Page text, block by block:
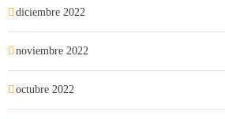
diciembre 2022
noviembre 2022
octubre 2022